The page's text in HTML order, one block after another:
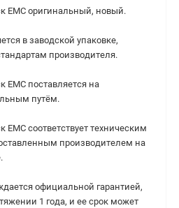
EMC оригинальный, новый.
в заводской упаковке,
производителя.
EMC поставляется на
путём.
cоответствует техническим
производителем на
официальной гарантией,
1 года, и ее срок может